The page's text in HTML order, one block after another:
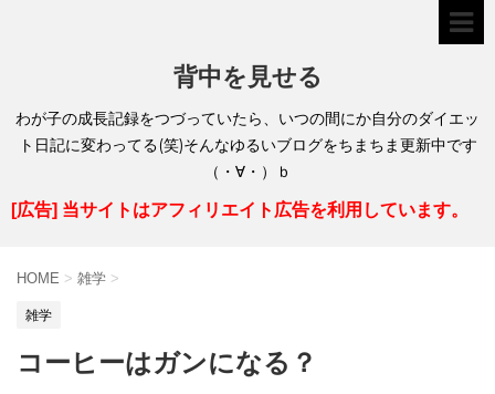
背中を見せる
わが子の成長記録をつづっていたら、いつの間にか自分のダイエッ
ト日記に変わってる(笑)そんなゆるいブログをちまちま更新中です
（・∀・）ｂ
[広告] 当サイトはアフィリエイト広告を利用しています。
HOME > 雑学 >
雑学
コーヒーはガンになる？